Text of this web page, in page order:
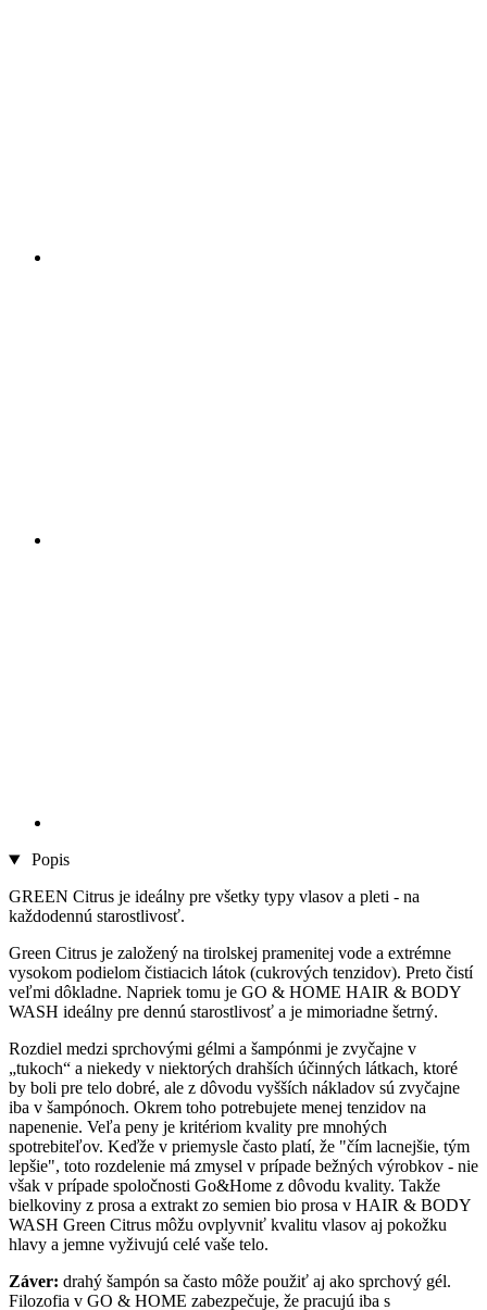
Popis
GREEN Citrus je ideálny pre všetky typy vlasov a pleti - na
každodennú starostlivosť.
Green Citrus je založený na tirolskej pramenitej vode a extrémne
vysokom podielom čistiacich látok (cukrových tenzidov). Preto čistí
veľmi dôkladne. Napriek tomu je GO & HOME HAIR & BODY
WASH ideálny pre dennú starostlivosť a je mimoriadne šetrný.
Rozdiel medzi sprchovými gélmi a šampónmi je zvyčajne v
„tukoch“ a niekedy v niektorých drahších účinných látkach, ktoré
by boli pre telo dobré, ale z dôvodu vyšších nákladov sú zvyčajne
iba v šampónoch. Okrem toho potrebujete menej tenzidov na
napenenie. Veľa peny je kritériom kvality pre mnohých
spotrebiteľov. Keďže v priemysle často platí, že "čím lacnejšie, tým
lepšie", toto rozdelenie má zmysel v prípade bežných výrobkov - nie
však v prípade spoločnosti Go&Home z dôvodu kvality. Takže
bielkoviny z prosa a extrakt zo semien bio prosa v HAIR & BODY
WASH Green Citrus môžu ovplyvniť kvalitu vlasov aj pokožku
hlavy a jemne vyživujú celé vaše telo.
Záver: drahý šampón sa často môže použiť aj ako sprchový gél.
Filozofia v GO & HOME zabezpečuje, že pracujú iba s